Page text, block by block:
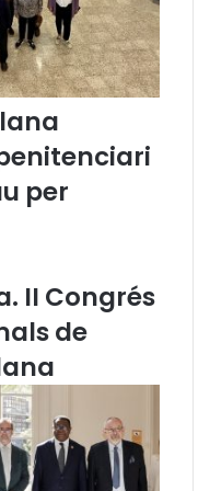
per
II Congrés
de